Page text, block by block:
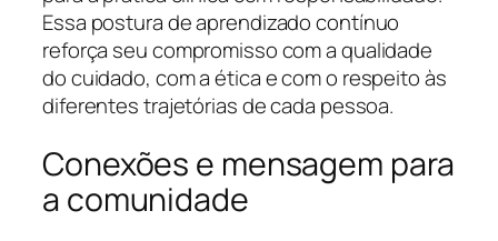
Essa postura de aprendizado contínuo
reforça seu compromisso com a qualidade
do cuidado, com a ética e com o respeito às
diferentes trajetórias de cada pessoa.
Conexões e mensagem para
a comunidade